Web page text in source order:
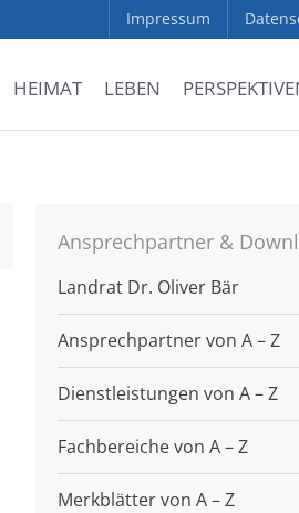
Impressum
HEIMAT LEBEN
Ansprechpartner &
Landrat Dr. Oliver Bär
Ansprechpartner von A – Z
Dienstleistungen von A – Z
Fachbereiche von A – Z
Merkblätter von A – Z